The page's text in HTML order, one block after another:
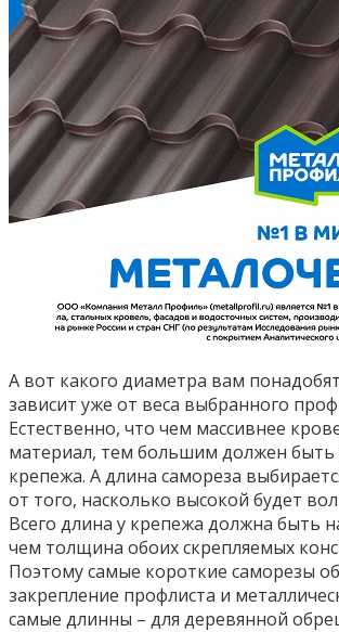
А вот какого диаметра вам
зависит уже от веса выбранного
Естественно, что чем массивнее
материал, тем большим должен быть
крепежа. А длина самореза
от того, насколько высокой будет
Всего длина у крепежа должна быть
чем толщина обоих скрепляемых
Поэтому самые короткие саморезы
закрепление профлиста и
самые длинны – для деревянной